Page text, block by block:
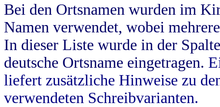
Bei den Ortsnamen wurden im
Namen verwendet, wobei
In dieser Liste wurde in der
deutsche Ortsname eingetragen.
liefert zusätzliche Hinweise zu
verwendeten Schreibvarianten.